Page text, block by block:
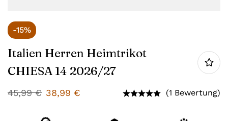
-15%
Italien Herren Heimtrikot
CHIESA 14 2026/27
45,99€ 38,99 € (1 Bewertung)